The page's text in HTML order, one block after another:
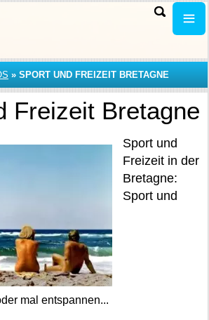
» SPORT UND FREIZEIT BRETAGNE
Freizeit Bretagne
mal entspannen...
Sport und
Freizeit in der
Bretagne:
Sport und